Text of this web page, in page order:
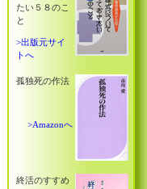
たい５８のこ
と
>出版元サイ
トへ
孤独死の作法
>Amazonへ
終活のすすめ